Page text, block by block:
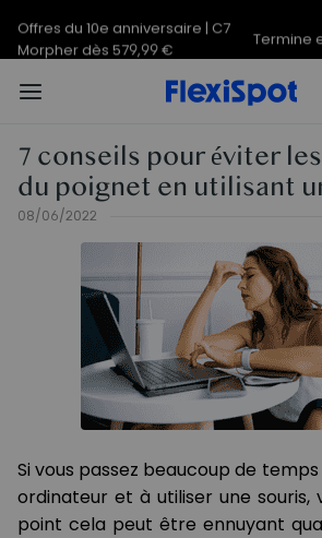
Offres du 10e anniversaire | C7
Morpher dès 579,99 €
Termine
7 conseils pour éviter
du poignet en utilisant
08/06/2022
Si vous passez beaucoup de
ordinateur et à utiliser une souris,
point cela peut être ennuyant